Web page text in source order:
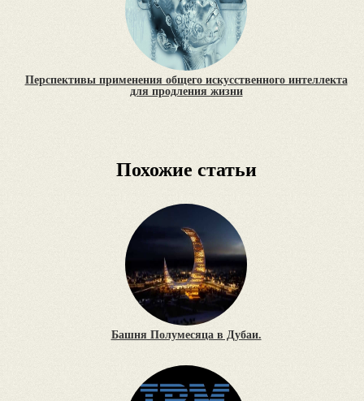
Перспективы применения общего искусственного интеллекта
для продления жизни
Похожие статьи
Башня Полумесяца в Дубаи.